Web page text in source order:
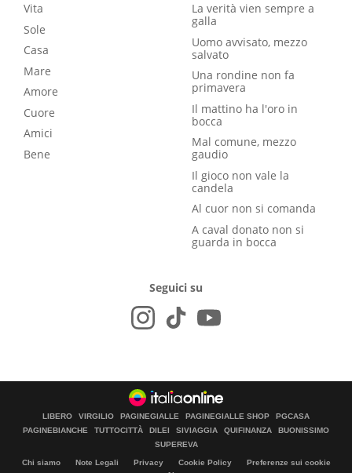
Vita
Sole
Casa
Mare
Amore
Cuore
Amici
Bene
La verità vien sempre a
galla
Uomo avvisato, mezzo
salvato
Una rondine non fa
primavera
Il mattino ha l'oro in
bocca
Mal comune, mezzo
gaudio
Il gioco non vale la
candela
Al cuor non si comanda
A caval donato non si
guarda in bocca
Seguici su
LIBERO VIRGILIO PAGINEGIALLE PAGINEGIALLE SHOP
PGCASA
PAGINEBIANCHE
TUTTOCITTÀ DILEI SIVIAGGIA QUIFINANZA
BUONISSIMO
SUPEREVA
Chi siamo Note Legali Privacy Cookie Policy
Preferenze sui cookie